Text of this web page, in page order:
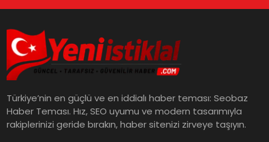
Türkiye’nin en güçlü ve en iddialı haber teması: Seobaz
Haber Teması. Hız, SEO uyumu ve modern tasarımıyla
rakiplerinizi geride bırakın, haber sitenizi zirveye taşıyın.